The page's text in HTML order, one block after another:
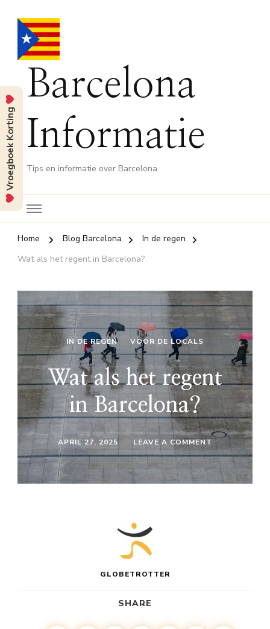
Barcelona
Informatie
Tips en informatie over Barcelona
Home Blog Barcelona
In de regen
Wat als het regent in Barcelona?
IN DE REGEN VOOR DE LOCALS
Wat als het regent
in Barcelona?
APRIL 27, 2025 LEAVE A COMMENTON
WAT
REGENT
GLOBETROTTER
SHARE
Vroegboek Korting